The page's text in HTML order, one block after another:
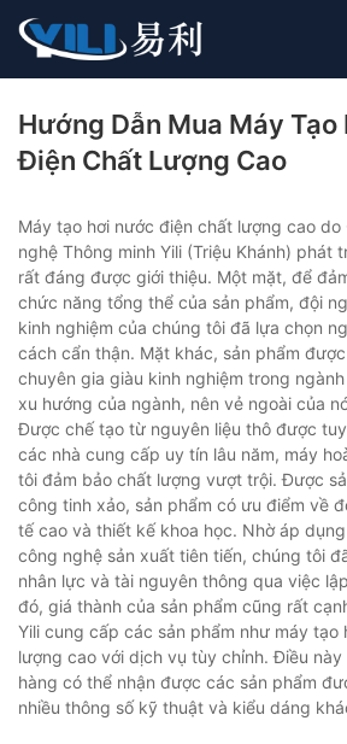
Hướng Dẫn Mua Máy
Điện Chất Lượng Cao
Máy tạo hơi nước điện chất lượng cao do
nghệ Thông minh Yili (Triệu Khánh) phát
rất đáng được giới thiệu. Một mặt, để
chức năng tổng thể của sản phẩm, đội
kinh nghiệm của chúng tôi đã lựa chọn
cách cẩn thận. Mặt khác, sản phẩm
chuyên gia giàu kinh nghiệm trong
xu hướng của ngành, nên vẻ ngoài của
Được chế tạo từ nguyên liệu thô được
các nhà cung cấp uy tín lâu năm, máy
tôi đảm bảo chất lượng vượt trội. Được
công tinh xảo, sản phẩm có ưu điểm về
tế cao và thiết kế khoa học. Nhờ áp
công nghệ sản xuất tiên tiến, chúng tôi
nhân lực và tài nguyên thông qua việc
đó, giá thành của sản phẩm cũng rất
Yili cung cấp các sản phẩm như máy tạo
lượng cao với dịch vụ tùy chỉnh. Điều
hàng có thể nhận được các sản phẩm
nhiều thông số kỹ thuật và kiểu dáng